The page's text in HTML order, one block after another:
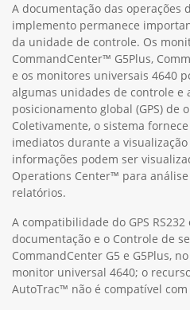
A documentação das operações
implemento permanece
da unidade de controle. Os
CommandCenter™ G5Plus,
e os monitores universais 4640
algumas unidades de controle e
posicionamento global (GPS) de
Coletivamente, o sistema
imediatos durante a
informações podem ser
Operations Center™ para
relatórios.
A compatibilidade do GPS
documentação e o Controle de
CommandCenter G5 e G5Plus,
monitor universal 4640; o
AutoTrac™ não é compatível com